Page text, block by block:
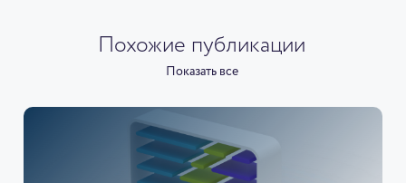
Похожие публикации
Показать все